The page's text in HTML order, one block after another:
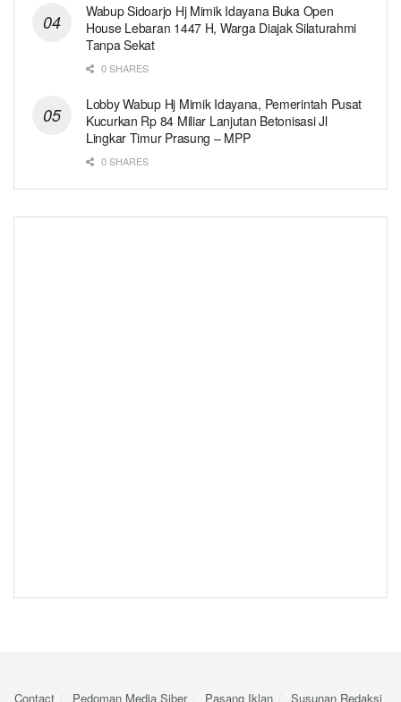
Wabup Sidoarjo Hj Mimik Idayana Buka Open
House Lebaran 1447 H, Warga Diajak Silaturahmi
Tanpa Sekat
0 SHARES
Lobby Wabup Hj Mimik Idayana, Pemerintah Pusat
Kucurkan Rp 84 Miliar Lanjutan Betonisasi Jl
Lingkar Timur Prasung – MPP
0 SHARES
Contact Pedoman Media Siber Pasang Iklan Susunan Redaksi